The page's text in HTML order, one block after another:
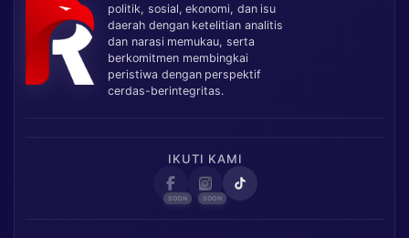
politik, sosial, ekonomi, dan isu
daerah dengan ketelitian analitis
dan narasi memukau, serta
berkomitmen membingkai
peristiwa dengan perspektif
cerdas-berintegritas.
IKUTI KAMI